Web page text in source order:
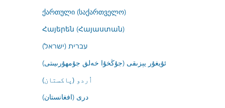
ქართული (საქართველო)
Հայերեն (Հայաստան)
עברית (ישראל)
ئۇيغۇر يېزىقى (جۇڭخۇا خەلق جۇمھۇرىيىتى)
اُردو (پاکستان)
درى (افغانستان)